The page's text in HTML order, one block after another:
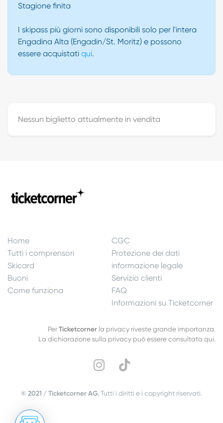
Stagione finita
I skipass più giorni sono disponibili solo per l'intera
Engadina Alta (Engadin/St. Moritz) e possono
essere acquistati qui.
Nessun biglietto attualmente in vendita
Home
CGC
Tutti i comprensori
Protezione dei dati
Skicard
informazione legale
Buoni
Servizio clienti
Come funziona
FAQ
Informazioni su Ticketcorner
PerTicketcorner la privacy riveste grande importanza.
La dichiarazione sulla privacy può essere consultata qui.
© 2021 / Ticketcorner AG.Tutti i diritti e i copyright riservati.